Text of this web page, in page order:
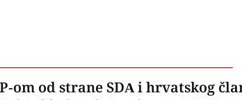
od strane SDA i hrvatskog